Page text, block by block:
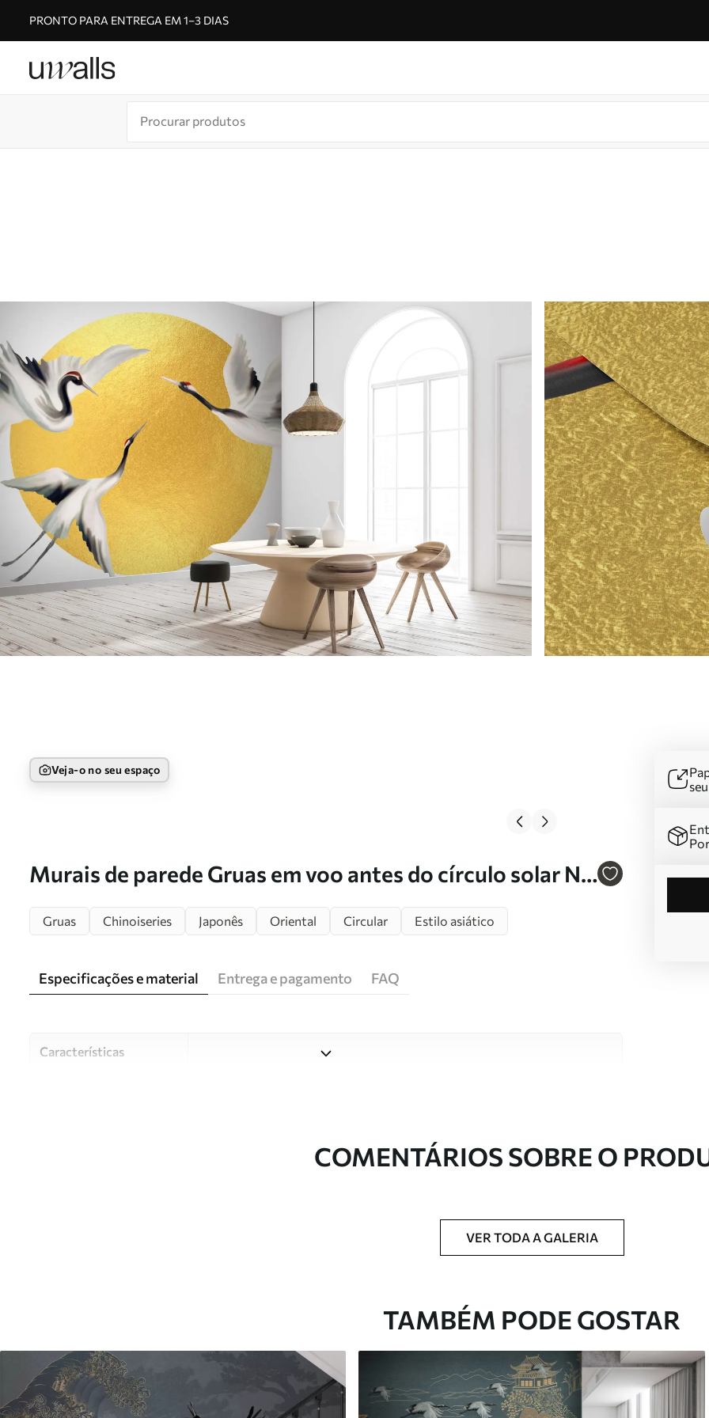
PRONTO PARA ENTREGA EM 1–3 DIAS
Veja-o no seu espaço
Murais de parede Gruas em voo antes do círculo solar Nr.
Gruas Chinoiseries Japonês Oriental Circular Estilo asiático
Especificações e material Entrega e pagamento FAQ
Características
Estúdio de design Uwalls
Disponível com revestimento de verniz e/ou adesivo para papel de parede.
Limpeza
Pode ser limpo suavemente com uma esponja macia. Murais de parede
com revestimento de verniz podem ser limpos com água.
Método de aplicação Aplicação perfeita
COMENTÁRIOS SOBRE O
VER TODA A GALERIA
TAMBÉM PODE GOSTAR